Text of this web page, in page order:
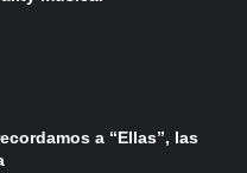
a “Ellas”, las